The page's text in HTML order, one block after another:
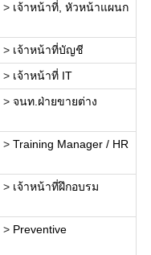
> เจ้าหน้าที่, หัวหน้าแผนก
> เจ้าหน้าที่บัญชี
> เจ้าหน้าที่ IT
> จนท.ฝ่ายขายต่าง
> Training Manager / HR
> เจ้าหน้าที่ฝึกอบรม
> Preventive